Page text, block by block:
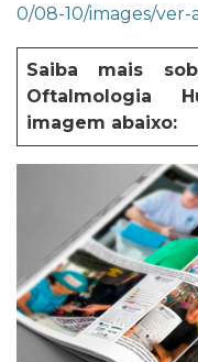
0/08-10/images/ver-
Saiba mais
Oftalmologia
imagem abaixo: